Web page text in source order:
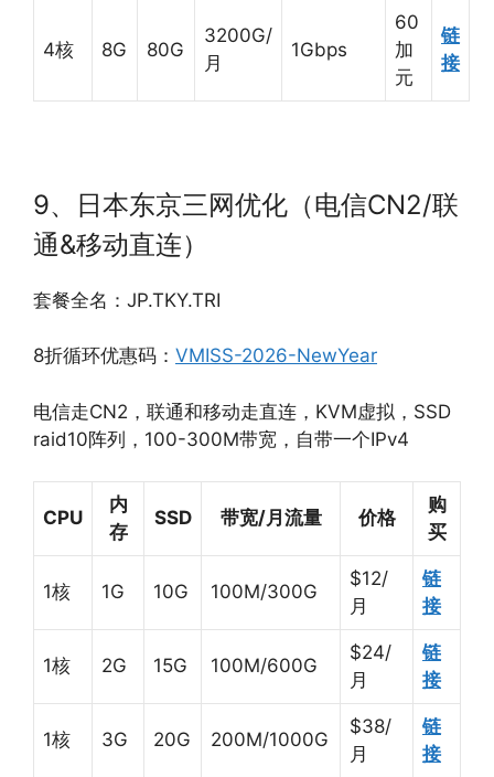
4核 8G 80G
3200G/
月
1Gbps
60
加
元
链
接
9、日本东京三网优化（电信CN2/联
通&移动直连）
套餐全名：JP.TKY.TRI
8折循环优惠码： VMISS-2026-NewYear
电信走CN2，联通和移动走直连，KVM虚拟，SSD
raid10阵列，100-300M带宽，自带一个IPv4
CPU
内
存
SSD 带宽/月流量 价格
购
买
1核 1G 10G 100M/300G
$12/
月
链
接
1核 2G 15G 100M/600G
$24/
月
链
接
1核 3G 20G 200M/1000G
$38/
月
链
接